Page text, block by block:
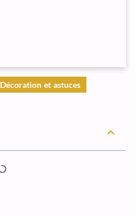
Décoration et astuces